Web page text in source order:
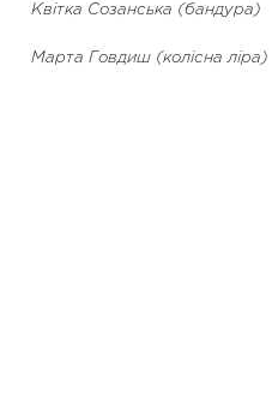
Квітка Созанська (бандура)
Марта Говдиш (колісна ліра)